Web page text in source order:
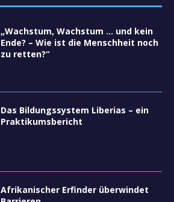
„Wachstum, Wachstum … und kein
Ende? – Wie ist die Menschheit noch
zu retten?“
Das Bildungssystem Liberias – ein
Praktikumsbericht
Afrikanischer Erfinder überwindet